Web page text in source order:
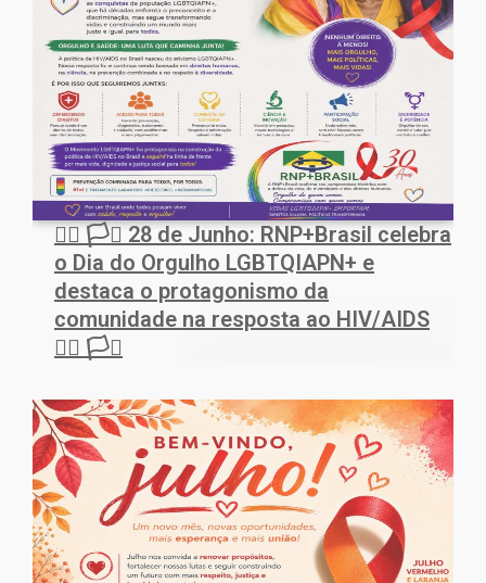
🏳️‍🌈 🏳️‍⚧️ 28 de Junho: RNP+Brasil celebra
o Dia do Orgulho LGBTQIAPN+ e
destaca o protagonismo da
comunidade na resposta ao HIV/AIDS
🏳️‍🌈 🏳️‍⚧️